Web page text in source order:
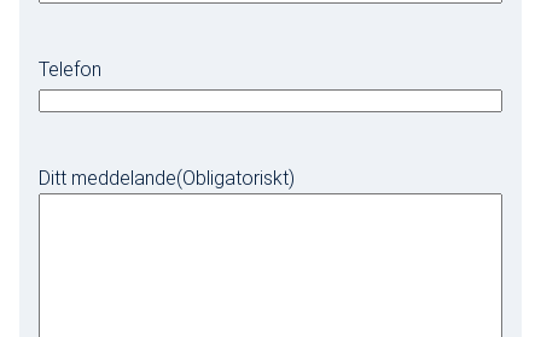
Telefon
Ditt meddelande(Obligatoriskt)